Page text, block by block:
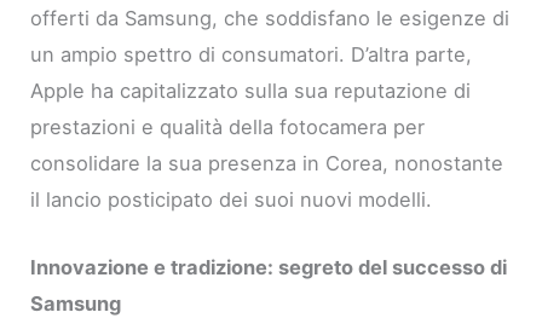
offerti da Samsung, che soddisfano le esigenze di
un ampio spettro di consumatori. D’altra parte,
Apple ha capitalizzato sulla sua reputazione di
prestazioni e qualità della fotocamera per
consolidare la sua presenza in Corea, nonostante
il lancio posticipato dei suoi nuovi modelli.
Innovazione e tradizione: segreto del successo di
Samsung